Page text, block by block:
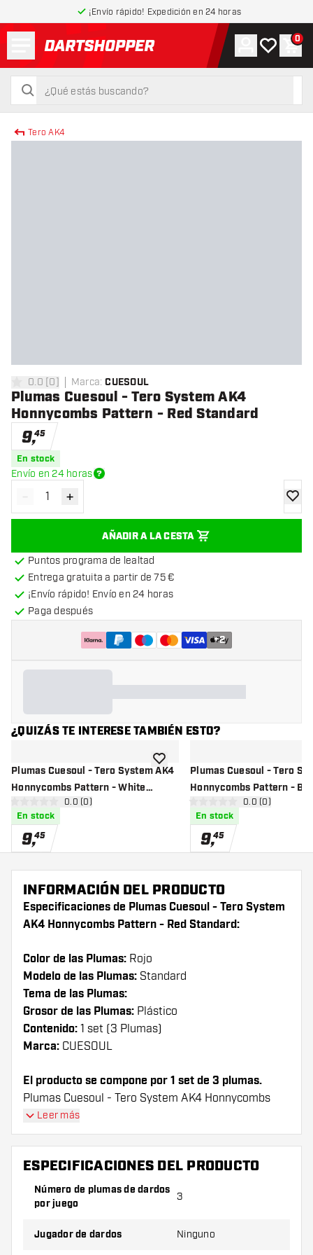
¡Envío rápido! Expedición en 24 horas
volver a la página de inicio
buscar
buscar
Cuenta
Mi lista de
0
Tero AK4
0 estrellas de puntuación
0.0 [0] Marca: CUESOUL
Plumas Cuesoul - Tero System AK4
Honnycombs Pattern - Red Standard
9,45
En stock
Envío en 24 horas
Disminuir cantidad
- Aumentar cantidad
+
AÑADIR A LA CESTA
Puntos programa de lealtad
Entrega gratuita a partir de 75 €
¡Envío rápido! Envío en 24 horas
Paga después
+2
¿QUIZÁS TE INTERESE TAMBIÉN ESTO?
Plumas Cuesoul - Tero System AK4
Honnycombs Pattern - White
abrir panel de reseñas
0 estrellas de puntuación
0.0 (0)
En stock
9,45
añadir a la lista de deseos
Plumas Cuesoul - Tero
Honnycombs Pattern -
abrir panel de
0 estrellas de puntuación
0.0 (0)
En stock
9,45
INFORMACIÓN DEL PRODUCTO
Especificaciones de Plumas Cuesoul - Tero System
AK4 Honnycombs Pattern - Red Standard:
Color de las Plumas: Rojo
Modelo de las Plumas: Standard
Tema de las Plumas:
Grosor de las Plumas: Plástico
Contenido: 1 set (3 Plumas)
Marca: CUESOUL
El producto se compone por 1 set de 3 plumas.
Plumas Cuesoul - Tero System AK4 Honnycombs
Pattern - Red Standard plumas tienen una larga
vida útil. Estas plumas sólo se puede utilizar con las
cañas Cuesoul.
¡Consejo de Dartshopper!
Asegúrate de tener suficientes plumas y cañas.
Estas pueden dañarse o romperse con el uso.
Leer más
ESPECIFICACIONES DEL PRODUCTO
Número de plumas de dardos
por juego
3
Jugador de dardos Ninguno